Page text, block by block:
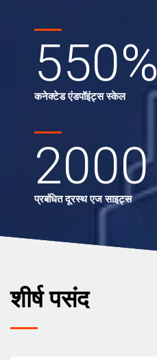
550%
कनेक्टेड एंडपॉइंट्स स्केल
2000
प्रबंधित दूरस्थ एज साइट्स
शीर्ष पसंद